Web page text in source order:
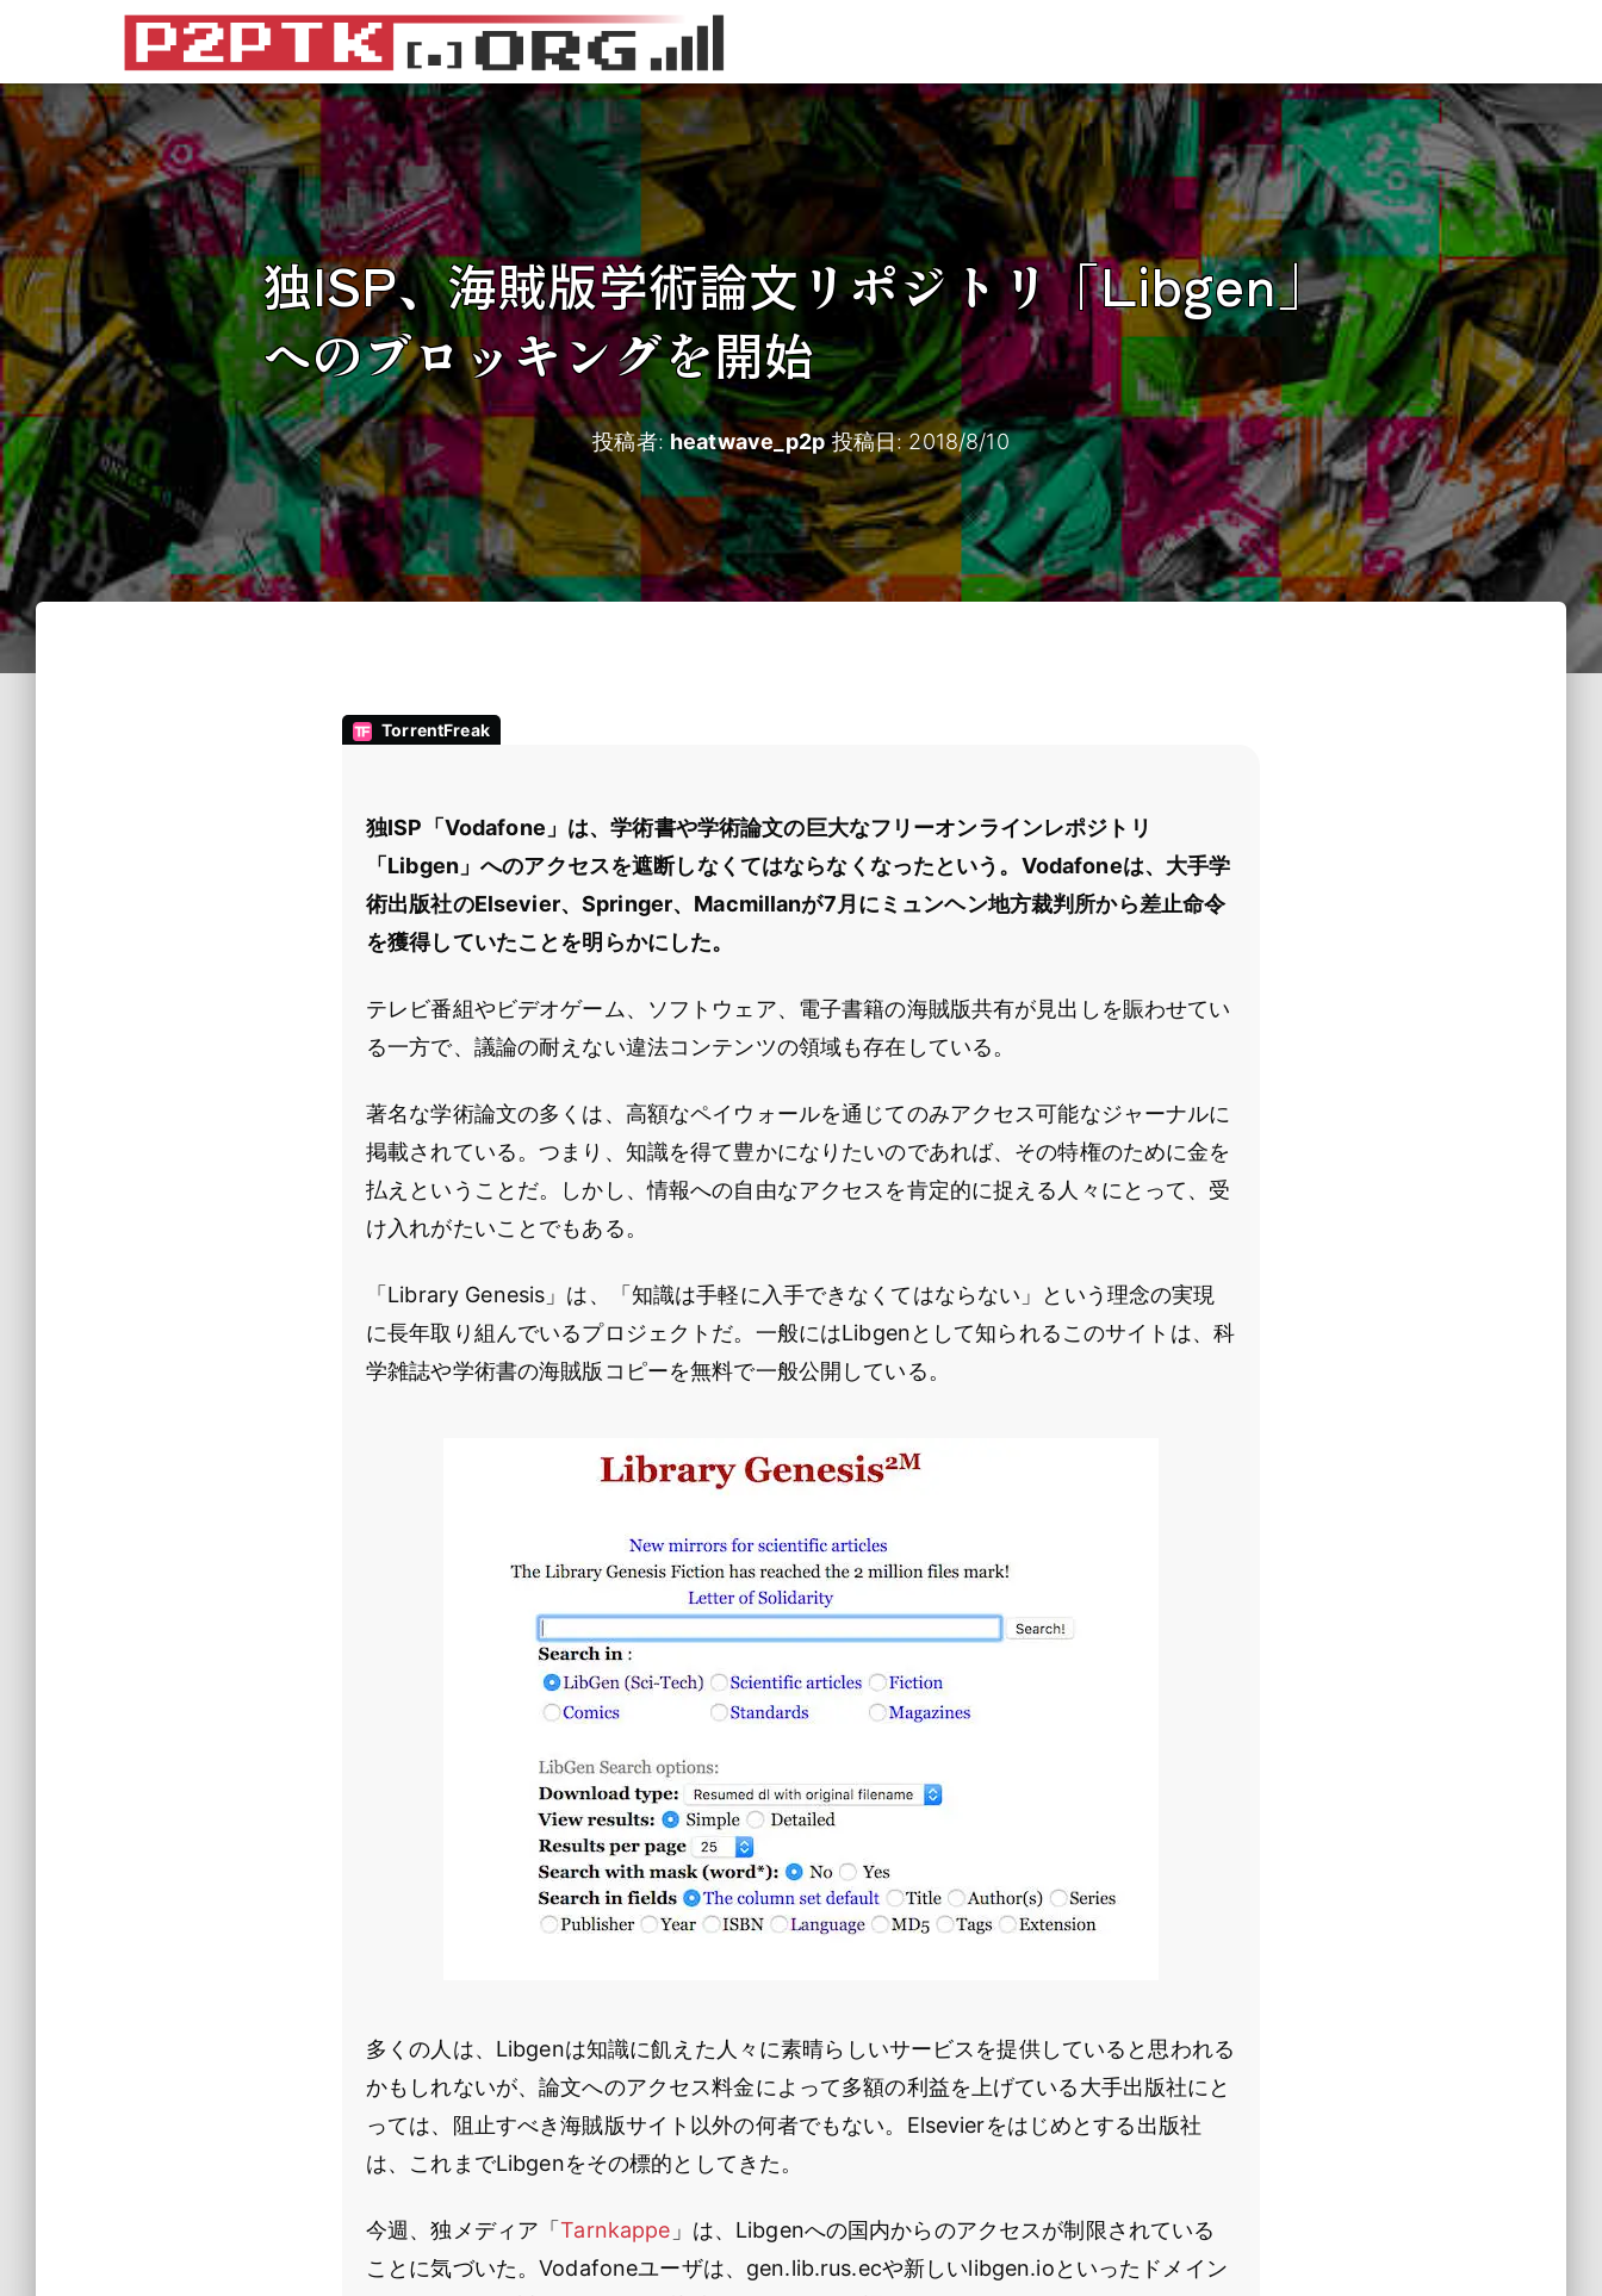
独ISP、海賊版学術論文リポジトリ「Libgen」
へのブロッキングを開始
投稿者:heatwave_p2p 投稿日:2018/8/10
TorrentFreak
独ISP「Vodafone」は、学術書や学術論文の巨大なフリーオンラインレポジトリ
「Libgen」へのアクセスを遮断しなくてはならなくなったという。Vodafoneは、大手学
術出版社のElsevier、Springer、Macmillanが7月にミュンヘン地方裁判所から差止命令
を獲得していたことを明らかにした。
テレビ番組やビデオゲーム、ソフトウェア、電子書籍の海賊版共有が見出しを賑わせてい
る一方で、議論の耐えない違法コンテンツの領域も存在している。
著名な学術論文の多くは、高額なペイウォールを通じてのみアクセス可能なジャーナルに
掲載されている。つまり、知識を得て豊かになりたいのであれば、その特権のために金を
払えということだ。しかし、情報への自由なアクセスを肯定的に捉える人々にとって、受
け入れがたいことでもある。
「Library Genesis」は、「知識は手軽に入手できなくてはならない」という理念の実現
に長年取り組んでいるプロジェクトだ。一般にはLibgenとして知られるこのサイトは、科
学雑誌や学術書の海賊版コピーを無料で一般公開している。
多くの人は、Libgenは知識に飢えた人々に素晴らしいサービスを提供していると思われる
かもしれないが、論文へのアクセス料金によって多額の利益を上げている大手出版社にと
っては、阻止すべき海賊版サイト以外の何者でもない。Elsevierをはじめとする出版社
は、これまでLibgenをその標的としてきた。
今週、独メディア「Tarnkappe 」は、Libgenへの国内からのアクセスが制限されている
ことに気づいた。Vodafoneユーザは、gen.lib.rus.ecや新しいlibgen.ioといったドメイン